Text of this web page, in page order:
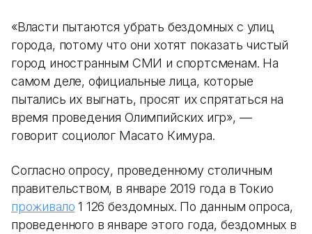
«Власти пытаются убрать бездомных с улиц
города, потому что они хотят показать чистый
город иностранным СМИ и спортсменам. На
самом деле, официальные лица, которые
пытались их выгнать, просят их спрятаться на
время проведения Олимпийских игр», —
говорит социолог Масато Кимура.
Согласно опросу, проведенному столичным
правительством, в январе 2019 года в Токио
проживало 1 126 бездомных. По данным опроса,
проведенного в январе этого года, бездомных в